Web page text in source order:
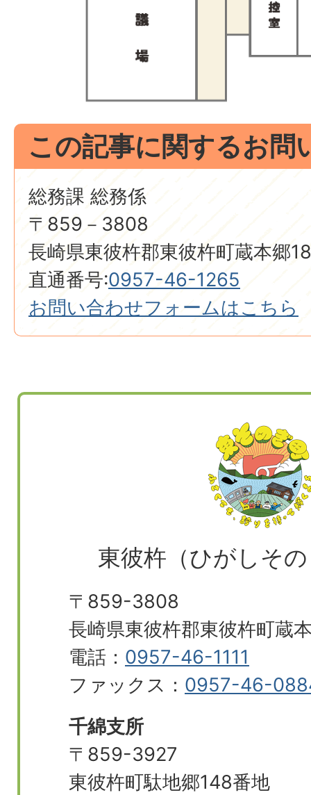
この記事に関するお問
総務課 総務係
〒859－3808
長崎県東彼杵郡東彼杵町蔵本郷
直通番号:0957-46-1265
お問い合わせフォームはこちら
東彼杵（ひがしそ
〒859-3808
長崎県東彼杵郡東彼杵町蔵
電話： 0957-46-1111
ファックス： 0957-46-
千綿支所
〒859-3927
東彼杵町駄地郷148番地